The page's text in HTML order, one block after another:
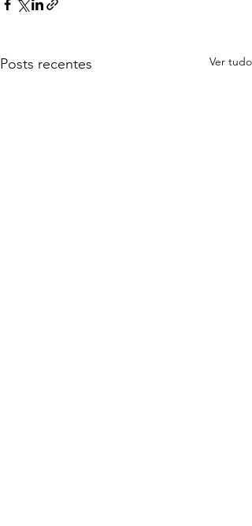
Posts recentes Ver tudo